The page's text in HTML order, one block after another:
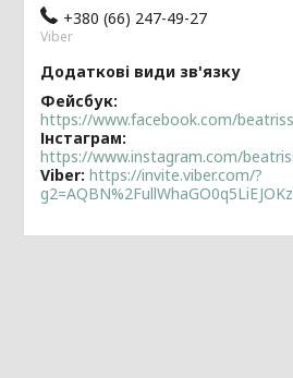
+380 (66) 247-49-27
Viber
Фейсбук
https://www.facebook.com/
Інстаграм
https://www.instagram.com/
Viber https://invite.viber.com/?